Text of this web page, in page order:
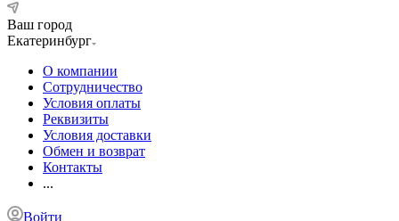
Ваш город
Екатеринбург
О компании
Сотрудничество
Условия оплаты
Реквизиты
Условия доставки
Обмен и возврат
Контакты
...
Войти